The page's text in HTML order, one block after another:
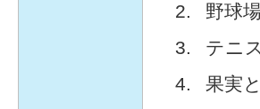
野球
テニ
果実